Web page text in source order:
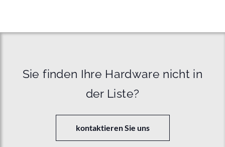
Sie finden Ihre Hardware nicht in
der Liste?
kontaktieren Sie uns